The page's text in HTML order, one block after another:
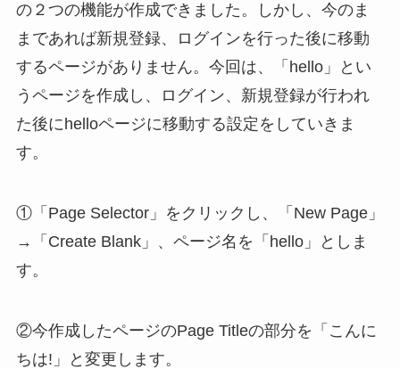
の２つの機能が作成できました。しかし、今のま
まであれば新規登録、ログインを行った後に移動
するページがありません。今回は、「hello」とい
うページを作成し、ログイン、新規登録が行われ
た後にhelloページに移動する設定をしていきま
す。
①「Page Selector」をクリックし、「New Page」
→「Create Blank」、ページ名を「hello」としま
す。
②今作成したページのPage Titleの部分を「こんに
ちは!」と変更します。